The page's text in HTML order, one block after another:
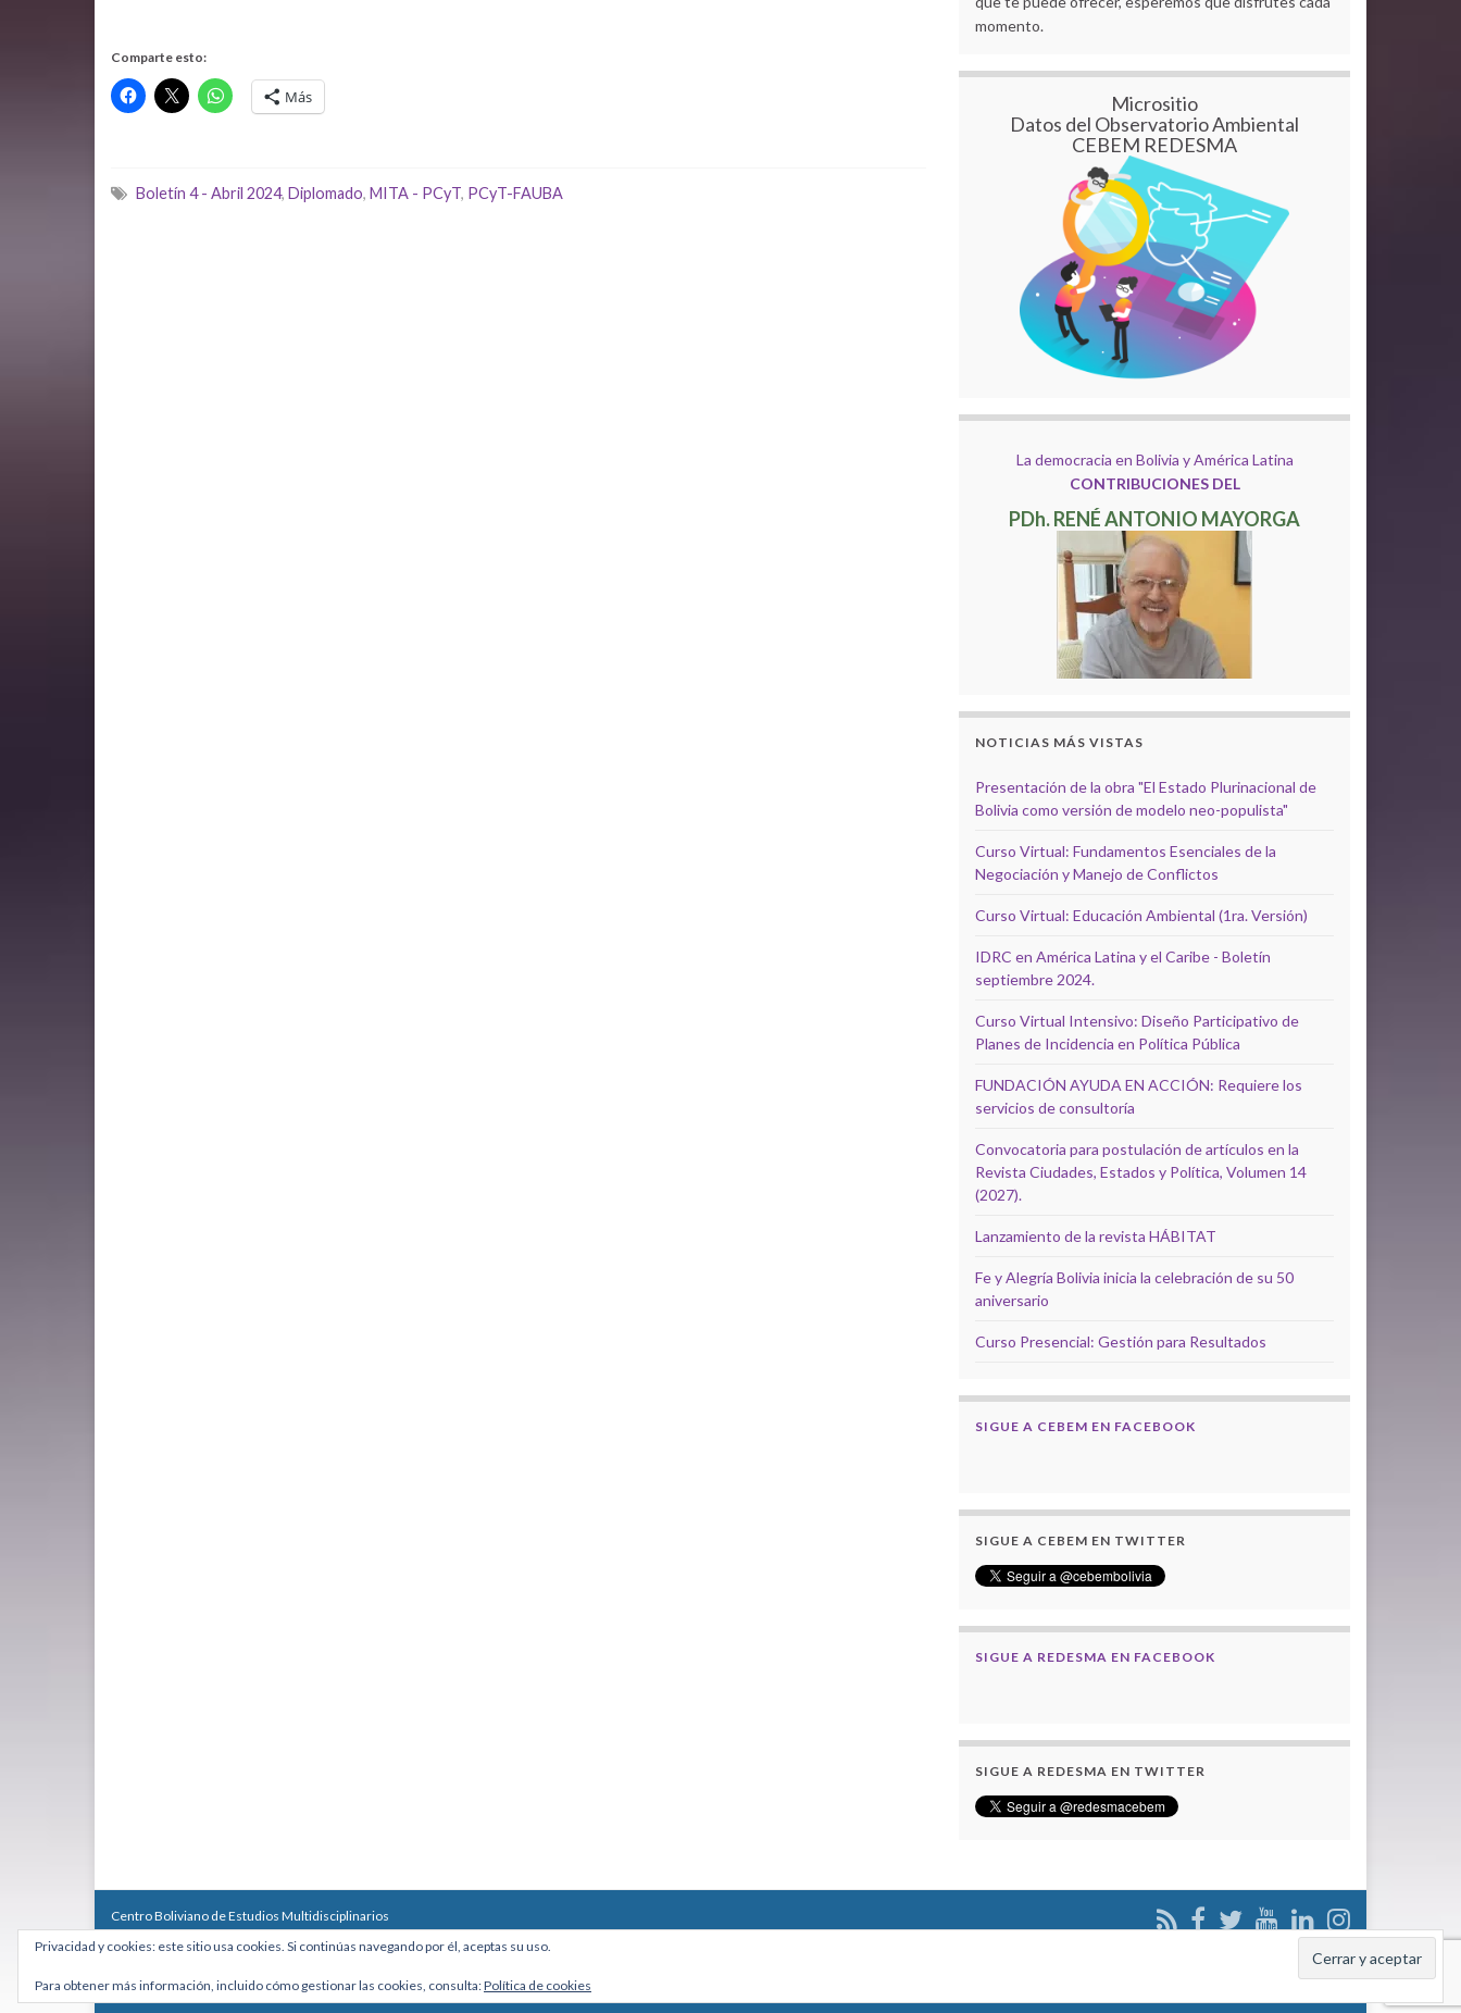
Comparte esto:
Más
Boletín 4 - Abril 2024, Diplomado, MITA - PCyT, PCyT-FAUBA
momento.
Micrositio
Datos del Observatorio Ambiental
CEBEM REDESMA
La democracia en Bolivia y América Latina
CONTRIBUCIONES DEL
PDh. RENÉ ANTONIO MAYORGA
NOTICIAS MÁS VISTAS
Presentación de la obra "El Estado Plurinacional de
Bolivia como versión de modelo neo-populista"
Curso Virtual: Fundamentos Esenciales de la
Negociación y Manejo de Conflictos
Curso Virtual: Educación Ambiental (1ra. Versión)
IDRC en América Latina y el Caribe - Boletín
septiembre 2024.
Curso Virtual Intensivo: Diseño Participativo de
Planes de Incidencia en Política Pública
FUNDACIÓN AYUDA EN ACCIÓN: Requiere los
servicios de consultoría
Convocatoria para postulación de artículos en la
Revista Ciudades, Estados y Política, Volumen 14
(2027).
Lanzamiento de la revista HÁBITAT
Fe y Alegría Bolivia inicia la celebración de su 50
aniversario
Curso Presencial: Gestión para Resultados
SIGUE A CEBEM EN FACEBOOK
SIGUE A CEBEM EN TWITTER
SIGUE A REDESMA EN FACEBOOK
SIGUE A REDESMA EN TWITTER
Centro Boliviano de Estudios Multidisciplinarios
Calle Macario Pinilla # 2588 esq. Av. Arce, Edificio Arcadia, Mezzanine, Of. 101 - La Paz, Bolivia
Teléfono: +591 2431818 - Celular: +591 73027636
Hecho con
por Graphene Themes.
Privacidad y cookies: este sitio usa cookies. Si continúas navegando por él, aceptas su uso.
Para obtener más información, incluido cómo gestionar las cookies, consulta:Política de cookies